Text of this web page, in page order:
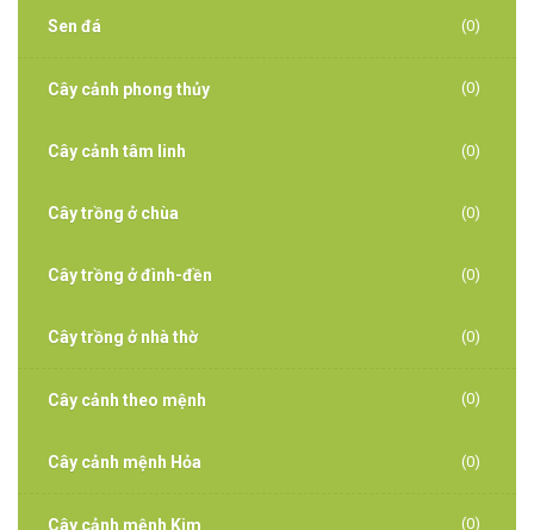
Sen đá (0)
Cây cảnh phong thủy (0)
Cây cảnh tâm linh (0)
Cây trồng ở chùa (0)
Cây trồng ở đình-đền (0)
Cây trồng ở nhà thờ (0)
Cây cảnh theo mệnh (0)
Cây cảnh mệnh Hỏa (0)
Cây cảnh mệnh Kim (0)